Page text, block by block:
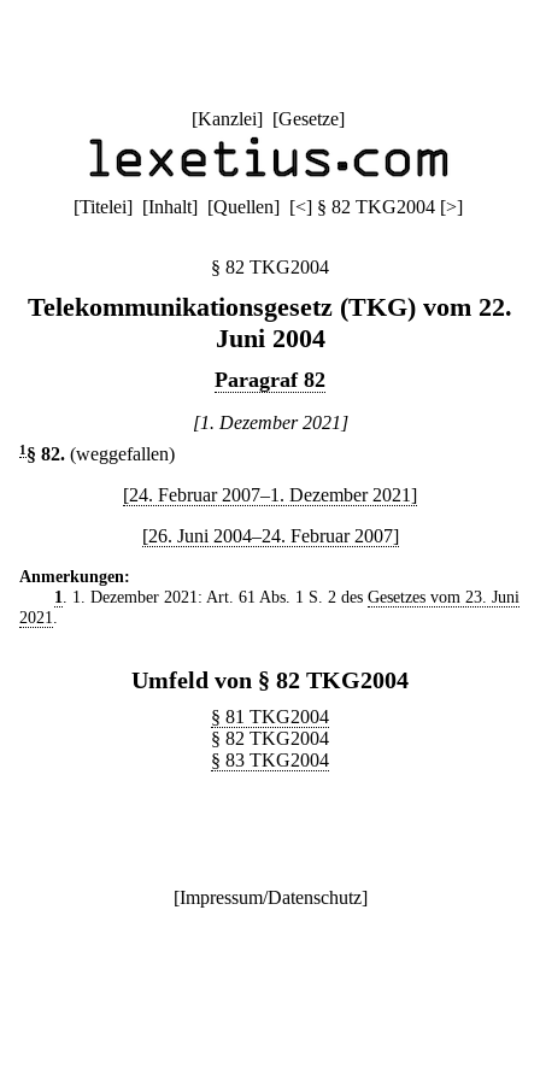
[Kanzlei] [Gesetze]
[Titelei] [Inhalt] [Quellen] [<] § 82 TKG2004 [>]
§ 82 TKG2004
Telekommunikationsgesetz (TKG) vom 22.
Juni 2004
Paragraf 82
[1. Dezember 2021]
1 § 82. (weggefallen)
[24. Februar 2007–1. Dezember 2021]
[26. Juni 2004–24. Februar 2007]
Anmerkungen:
1
. 1. Dezember 2021: Art. 61 Abs. 1 S. 2 des Gesetzes vom 23. Juni
2021
Umfeld von § 82 TKG2004
§ 81 TKG2004
§ 82 TKG2004
§ 83 TKG2004
[Impressum/Datenschutz]